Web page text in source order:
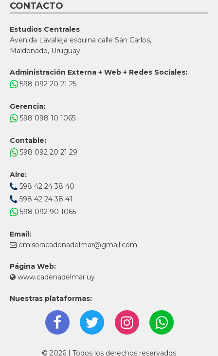
CONTACTO
Estudios Centrales
Avenida Lavalleja esquina calle San Carlos,
Maldonado, Uruguay.
Administración Externa + Web + Redes Sociales:
598 092 20 21 25
Gerencia:
598 098 10 1065
Contable:
598 092 20 21 29
Aire:
598 42 24 38 40
598 42 24 38 41
598 092 90 1065
Email:
emisoracadenadelmar@gmail.com
Página Web:
www.cadenadelmar.uy
Nuestras plataformas:
© 2026 | Todos los derechos reservados